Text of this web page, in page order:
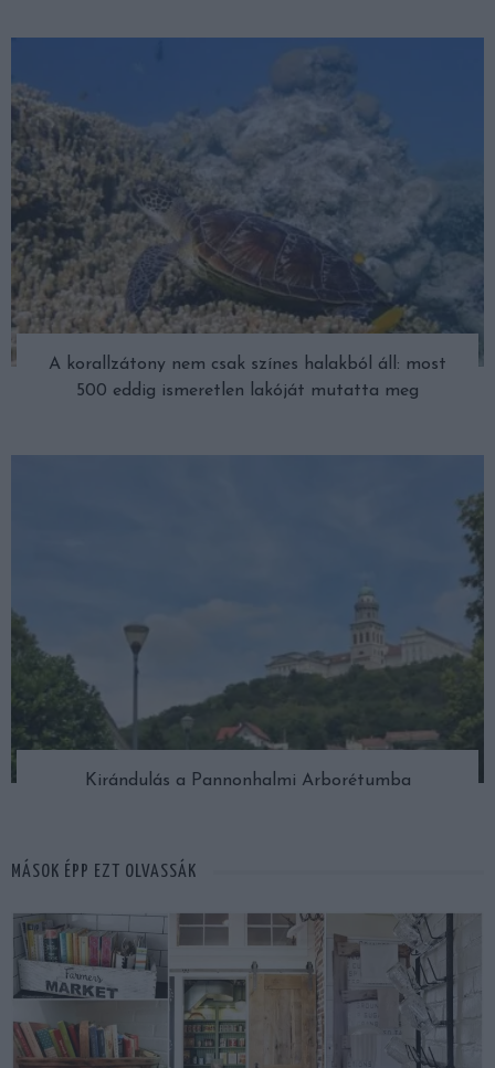
A korallzátony nem csak színes halakból áll: most
500 eddig ismeretlen lakóját mutatta meg
Kirándulás a Pannonhalmi Arborétumba
MÁSOK ÉPP EZT OLVASSÁK